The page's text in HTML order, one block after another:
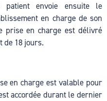
patient envoie ensuite le
en charge de son
prise en charge est délivré
de 18 jours.
en charge est valable pour
accordée durant le dernier